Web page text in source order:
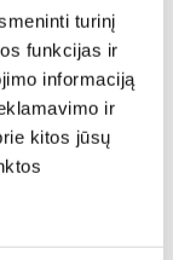
turinį
funkcijas ir
informaciją
ir
kitos jūsų